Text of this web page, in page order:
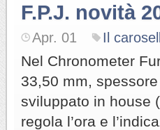
F.P.J. novità
Apr. 01 Il
Nel Chronometer
33,50 mm,
sviluppato in house
regola l’ora e